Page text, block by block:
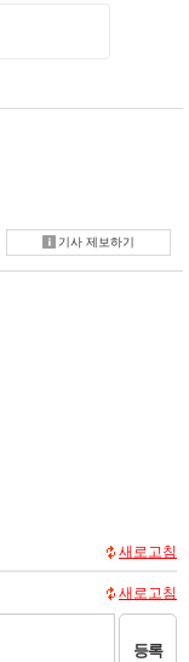
기사 제보하기
새로고침
새로고침
등록